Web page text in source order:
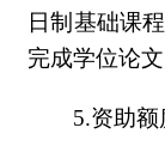
日制基础课
完成学位论
5.资助